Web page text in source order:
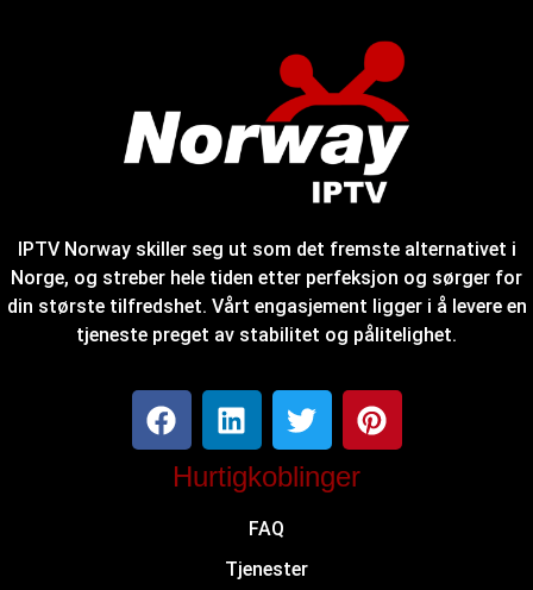
IPTV Norway skiller seg ut som det fremste alternativet i
Norge, og streber hele tiden etter perfeksjon og sørger for
din største tilfredshet. Vårt engasjement ligger i å levere en
tjeneste preget av stabilitet og pålitelighet.
Hurtigkoblinger
FAQ
Tjenester